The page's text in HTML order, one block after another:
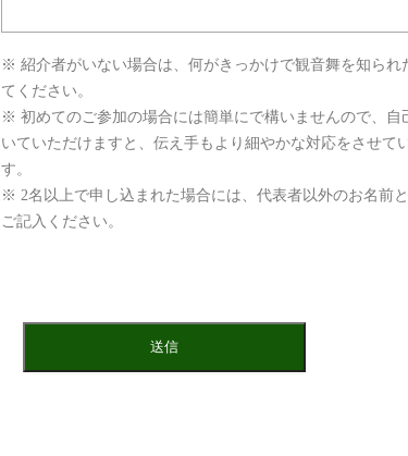
※ 紹介者がいない場合は、何がきっかけで観音舞を知られ
てください。
※ 初めてのご参加の場合には簡単にで構いませんので、自
いていただけますと、伝え手もより細やかな対応をさせて
す。
※ 2名以上で申し込まれた場合には、代表者以外のお名前
ご記入ください。